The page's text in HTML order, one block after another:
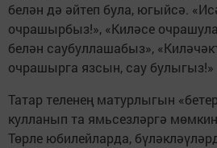
белән дә әйтеп була, югыйсә.
очрашырбыз!», «Киләсе
белән саубуллашабыз»,
очрашырга язсын, сау булыгыз!»
Татар теленең матурлыгын
кулланып та ямьсезләргә
Төрле юбилейларда,